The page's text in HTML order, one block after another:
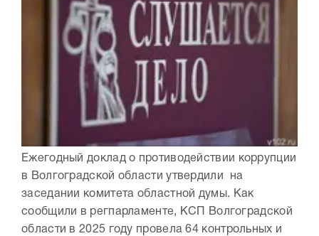
Ежегодный доклад о противодействии коррупции
в Волгоградской области утвердили на
заседании комитета областной думы. Как
сообщили в регпарламенте, КСП Волгоградской
области в 2025 году провела 64 контрольных и